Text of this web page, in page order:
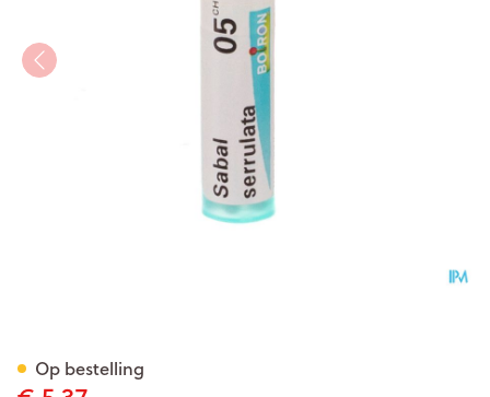
Op bestelling